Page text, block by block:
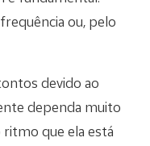
ou, pelo
devido ao
dependa muito
ritmo que ela está